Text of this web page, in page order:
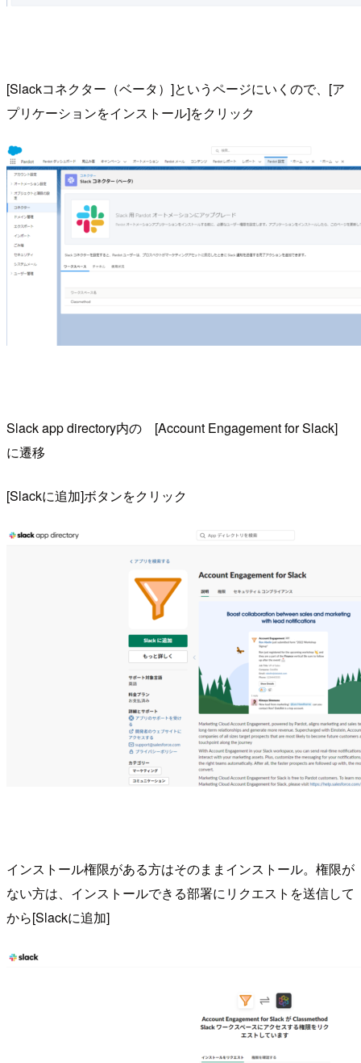
[Slackコネクター（ベータ）]というページにいくので、[ア
プリケーションをインストール]をクリック
Slack app directory内の [Account Engagement for Slack]
に遷移
[Slackに追加]ボタンをクリック
インストール権限がある方はそのままインストール。権限が
ない方は、インストールできる部署にリクエストを送信して
から[Slackに追加]